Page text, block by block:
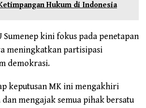
Hukum di Indonesia
Sumenep kini fokus pada penetapan
meningkatkan partisipasi
demokrasi.
keputusan MK ini mengakhiri
mengajak semua pihak bersatu